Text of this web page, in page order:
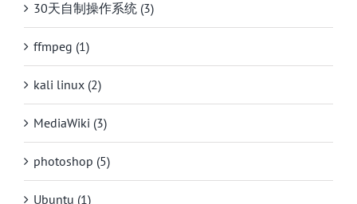
30天自制操作系统 (3)
ffmpeg (1)
kali linux (2)
MediaWiki (3)
photoshop (5)
Ubuntu (1)